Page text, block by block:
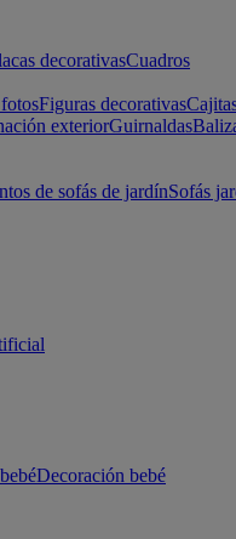
decorativasCuadros
Figuras decorativas
exteriorGuirnaldas
de sofás de jardínSofás
Decoración bebé